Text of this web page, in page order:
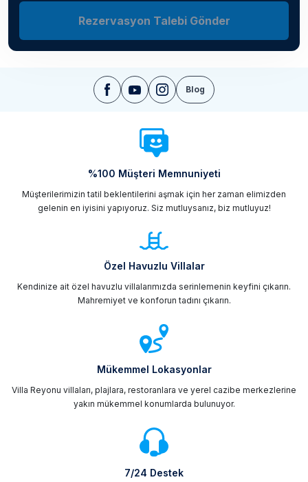
Rezervasyon Talebi Gönder
Blog
%100 Müşteri Memnuniyeti
Müşterilerimizin tatil beklentilerini aşmak için her zaman elimizden
gelenin en iyisini yapıyoruz. Siz mutluysanız, biz mutluyuz!
Özel Havuzlu Villalar
Kendinize ait özel havuzlu villalarımızda serinlemenin keyfini çıkarın.
Mahremiyet ve konforun tadını çıkarın.
Mükemmel Lokasyonlar
Villa Reyonu villaları, plajlara, restoranlara ve yerel cazibe merkezlerine
yakın mükemmel konumlarda bulunuyor.
7/24 Destek